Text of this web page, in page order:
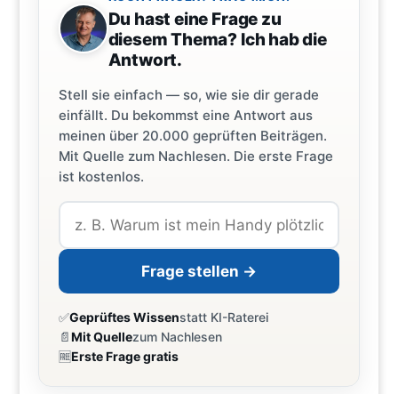
Du hast eine Frage zu
diesem Thema? Ich hab die
Antwort.
Stell sie einfach — so, wie sie dir gerade
einfällt. Du bekommst eine Antwort aus
meinen über 20.000 geprüften Beiträgen.
Mit Quelle zum Nachlesen. Die erste Frage
ist kostenlos.
Frage stellen →
✅Geprüftes Wissenstatt KI-Raterei
📄Mit Quellezum Nachlesen
🆓Erste Frage gratis